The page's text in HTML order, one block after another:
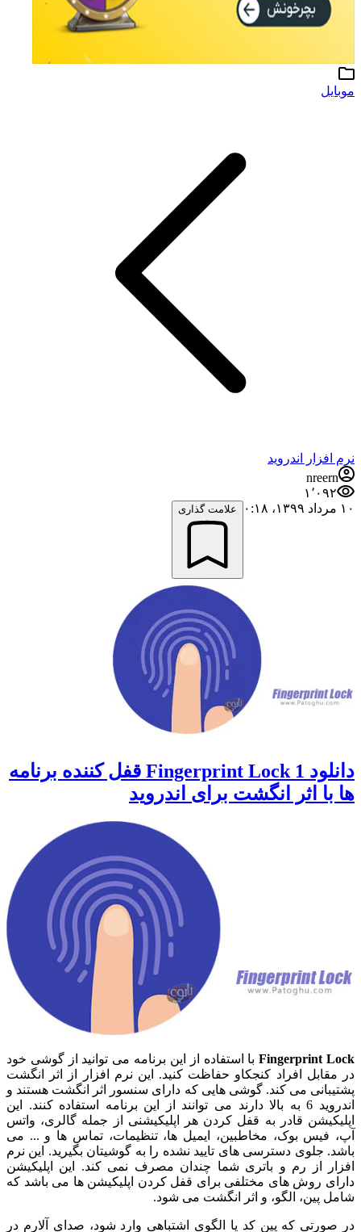
موبایل
نرم افزار اندروید
nreern
۱٬۰۹۲
۱۰ مرداد ۱۳۹۹،‏ ۰:۱۸
علامت گذاری
دانلود 1 Fingerprint Lock قفل کننده برنامه
ها با اثر انگشت برای اندروید
Fingerprint Lockبا استفاده از این برنامه می توانید از گوشی خود
در مقابل افراد کنجکاو حفاظت کنید. این نرم افزار از اثر انگشت
پشتیبانی می کند. گوشی هایی که دارای سنسور اثر انگشت هستند و
اندروید 6 به بالا دارند می توانند از این برنامه استفاده کنند. این
اپلیکیشن قادر به قفل کردن هر اپلیکیشنی از جمله گالری، واتس
آپ، فیس بوک، مخاطبین، ایمیل ها، تنظیمات، تماس ها و ... می
باشد. جلوی دسترسی های تایید نشده را به گوشیتان بگیرید. این نرم
افزار از رم و باتری شما چندان مصرف نمی کند. این اپلیکیشن
دارای روش های مختلفی برای قفل کردن اپلیکیشن ها می باشد که
شامل پین، الگو، و اثر انگشت می شود.
در صورتی که پین کد یا الگوی اشتباهی وارد شود، صدای آلارم در